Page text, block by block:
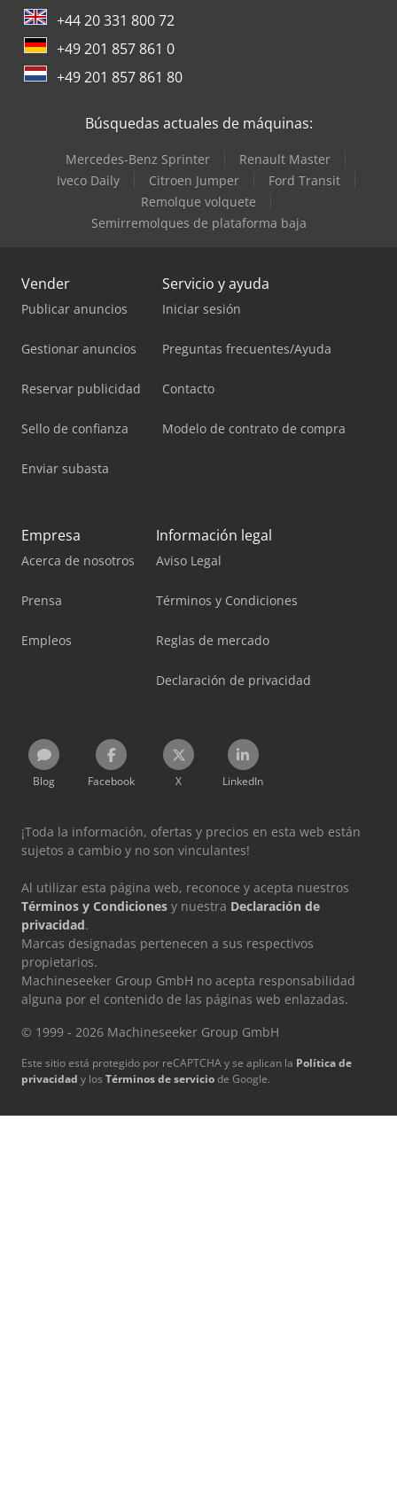
+44 20 331 800 72
+49 201 857 861 0
+49 201 857 861 80
Búsquedas actuales de máquinas:
Mercedes-Benz Sprinter
Renault Master
Iveco Daily
Citroen Jumper
Ford Transit
Remolque volquete
Semirremolques de plataforma baja
Vender
Publicar anuncios
Gestionar anuncios
Reservar publicidad
Sello de confianza
Enviar subasta
Servicio y ayuda
Iniciar sesión
Preguntas frecuentes/Ayuda
Contacto
Modelo de contrato de compra
Empresa
Acerca de nosotros
Prensa
Empleos
Información legal
Aviso Legal
Términos y Condiciones
Reglas de mercado
Declaración de privacidad
Blog Facebook X LinkedIn
¡Toda la información, ofertas y precios en esta web están
sujetos a cambio y no son vinculantes!
Al utilizar esta página web, reconoce y acepta nuestros
Términos y Condiciones y nuestra Declaración de
privacidad.
Marcas designadas pertenecen a sus respectivos
propietarios.
Machineseeker Group GmbH no acepta responsabilidad
alguna por el contenido de las páginas web enlazadas.
© 1999 - 2026 Machineseeker Group GmbH
Este sitio está protegido por reCAPTCHA y se aplican la Política de
privacidad y los Términos de serviciode Google.